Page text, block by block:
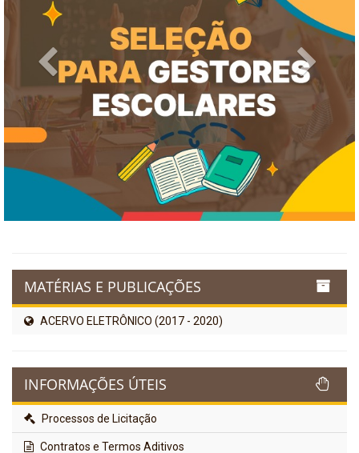
Previous Next
MATÉRIAS E PUBLICAÇÕES
ACERVO ELETRÔNICO (2017 - 2020)
INFORMAÇÕES ÚTEIS
Processos de Licitação
Contratos e Termos Aditivos